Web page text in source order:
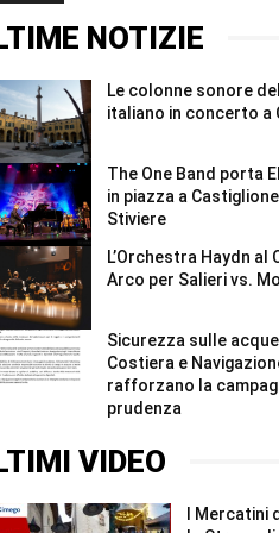
gli
sprechi
quattro
giorni
due
notti
per
i
Madonnari
#Shorts
NOTIZIE
Le colonne sonore
italiano in concerto a
The One Band porta
in piazza a
Stiviere
L’Orchestra Haydn al
Arco per Salieri vs.
Sicurezza sulle
Costiera e
rafforzano la
prudenza
VIDEO
I Mercatini